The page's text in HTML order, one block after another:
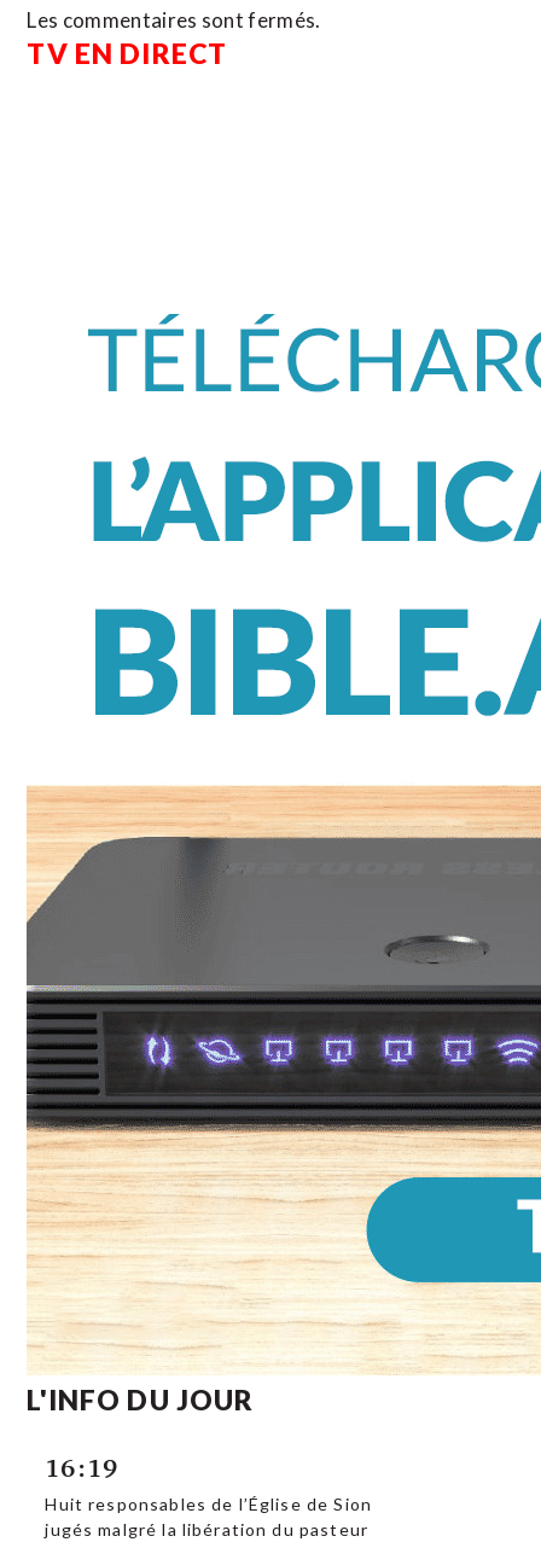
Les commentaires sont fermés.
TV EN DIRECT
L'INFO DU JOUR
16:19
Huit responsables de l’Église de Sion
jugés malgré la libération du pasteur